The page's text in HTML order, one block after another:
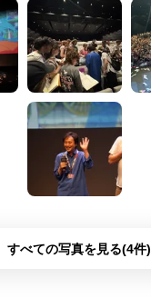
すべての写真を見る(4件)